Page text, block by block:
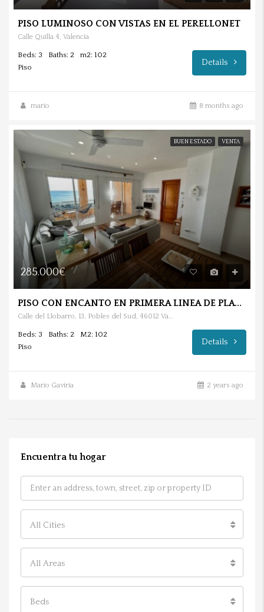
PISO LUMINOSO CON VISTAS EN EL PERELLONET
Calle Quilla 4, Valencia
Beds: 3 Baths: 2
m2: 102
Piso
Details
mario 8 months ago
BUEN ESTADO VENTA
285.000€
PISO CON ENCANTO EN PRIMERA LINEA DE PLAYA EN EL PERELLONET.
Calle del Llobarro, 13, Pobles del Sud, 46012 València
Beds: 3 Baths: 2
M2: 102
Piso
Details
Mario Gaviria 2 years ago
Encuentra tu hogar
All Cities
All Areas
Beds